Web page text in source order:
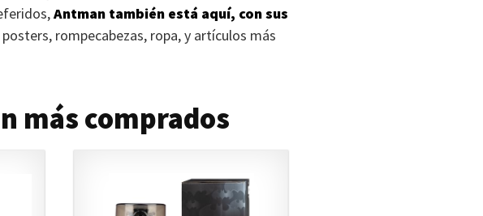
Antman también está aquí, con sus
rompecabezas, ropa, y artículos más
más comprados